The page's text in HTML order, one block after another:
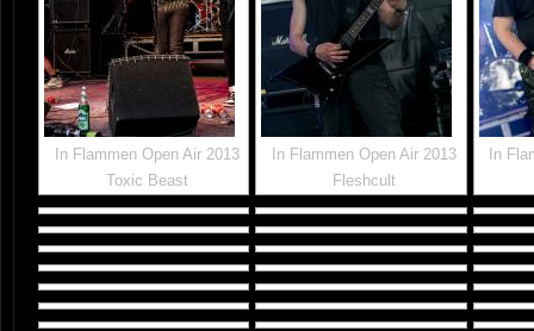
In Flammen Open Air 2013
Toxic Beast
In Flammen Open Air 2013
Fleshcult
In